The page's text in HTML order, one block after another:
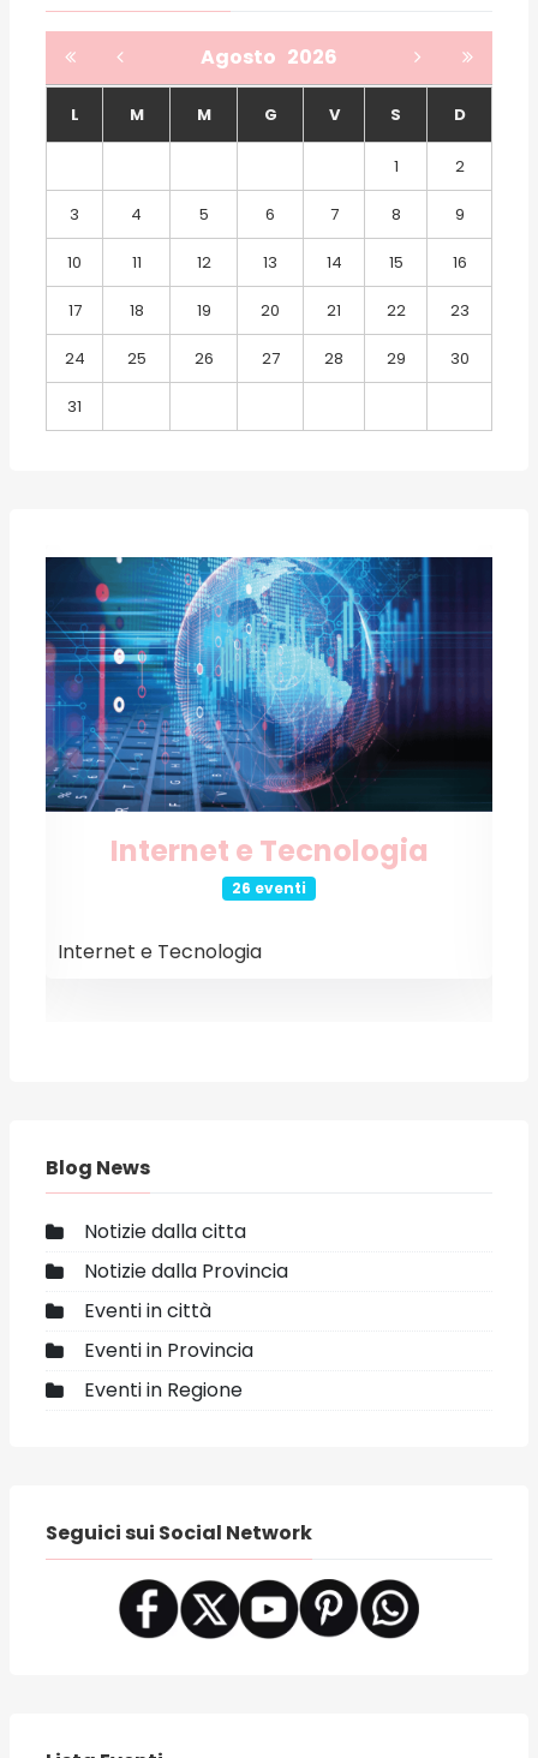
Agosto 2026
L M M G V S D
1 2
3 4 5 6 7 8 9
10 11 12 13 14 15 16
17 18 19 20 21 22 23
24 25 26 27 28 29 30
31
Internet e Tecnologia
26 eventi
Internet e Tecnologia
Blog News
Notizie dalla citta
Notizie dalla Provincia
Eventi in città
Eventi in Provincia
Eventi in Regione
Seguici sui Social Network